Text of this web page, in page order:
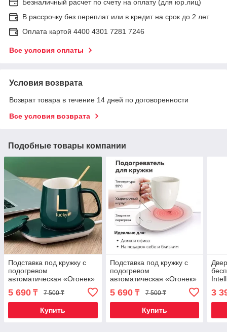
Безналичный расчет по счету на оплату (для юр.лиц)
В рассрочку без переплат или в кредит на срок до 2 лет
Оплата картой 4400 4301 7281 7246
Все условия оплаты
Условия возврата
Возврат товара в течение 14 дней по договоренности
Все условия возврата
Подобные товары компании
Подставка под кружку с
подогревом
автоматическая «Огонек»
с питанием от сети
(Зеленый)
5 690 ₸ 7 500 ₸
Купить
Подставка под кружку с
подогревом
автоматическая «Огонек»
с питанием от сети
(Белый)
5 690₸ 7 500 ₸
Купить
3